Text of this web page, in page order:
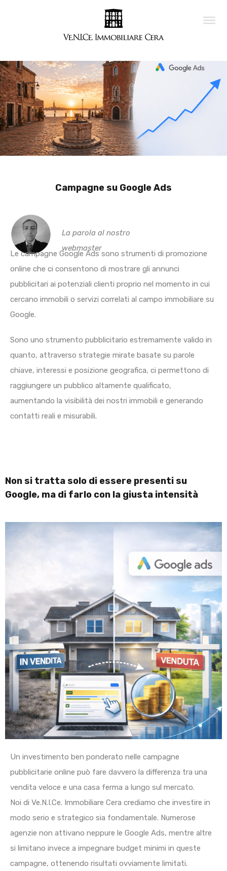
Campagne su Google Ads
La parola al nostro
webmaster
Le campagne Google Ads sono strumenti di promozione
online che ci consentono di mostrare gli annunci
pubblicitari ai potenziali clienti proprio nel momento in cui
cercano immobili o servizi correlati al campo immobiliare su
Google.
Sono uno strumento pubblicitario estremamente valido in
quanto, attraverso strategie mirate basate su parole
chiave, interessi e posizione geografica, ci permettono di
raggiungere un pubblico altamente qualificato,
aumentando la visibilità dei nostri immobili e generando
contatti reali e misurabili.
Non si tratta solo di essere presenti su
Google, ma di farlo con la giusta intensità
Un investimento ben ponderato nelle campagne
pubblicitarie online può fare davvero la differenza tra una
vendita veloce e una casa ferma a lungo sul mercato.
Noi di Ve.N.I.Ce. Immobiliare Cera crediamo che investire in
modo serio e strategico sia fondamentale. Numerose
agenzie non attivano neppure le Google Ads, mentre altre
si limitano invece a impegnare budget minimi in queste
campagne, ottenendo risultati ovviamente limitati.